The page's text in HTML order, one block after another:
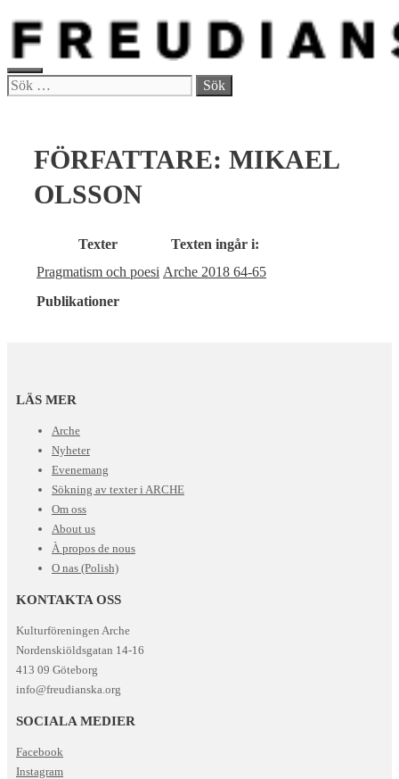
Hoppa
innehåll
MENY
Sök
FÖRFATTARE: MIKAEL
OLSSON
Texter
Texten ingår i:
Pragmatism och poesi Arche 2018 64-65
Publikationer
LÄS MER
Arche
Nyheter
Evenemang
Sökning av texter i ARCHE
Om oss
About us
À propos de nous
O nas (Polish)
KONTAKTA OSS
Kulturföreningen Arche
Nordenskiöldsgatan 14-16
413 09 Göteborg
info@freudianska.org
SOCIALA MEDIER
Facebook
Instagram